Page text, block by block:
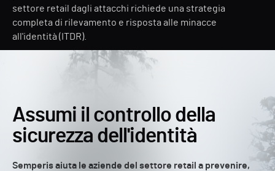
settore retail dagli attacchi richiede una strategia
completa di rilevamento e risposta alle minacce
all'identità (ITDR).
Assumi il controllo della
sicurezza dell'identità
Semperis aiuta le aziende del settore retail a prevenire,